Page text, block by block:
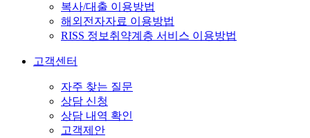
복사/대출 이용방법
해외전자자료 이용방법
RISS 정보취약계층 서비스 이용방법
고객센터
자주 찾는 질문
상담 신청
상담 내역 확인
고객제안